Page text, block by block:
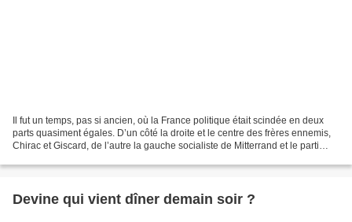
Il fut un temps, pas si ancien, où la France politique était scindée en deux
parts quasiment égales. D’un côté la droite et le centre des frères ennemis,
Chirac et Giscard, de l’autre la gauche socialiste de Mitterrand et le parti
Devine qui vient dîner demain soir ?